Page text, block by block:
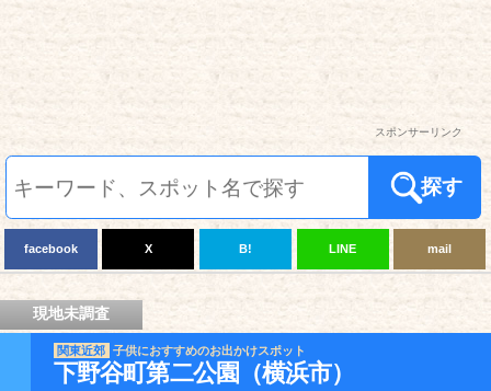
スポンサーリンク
探す
facebook X B! LINE mail
現地未調査
関東近郊 子供におすすめのお出かけスポット
下野谷町第二公園（横浜市）